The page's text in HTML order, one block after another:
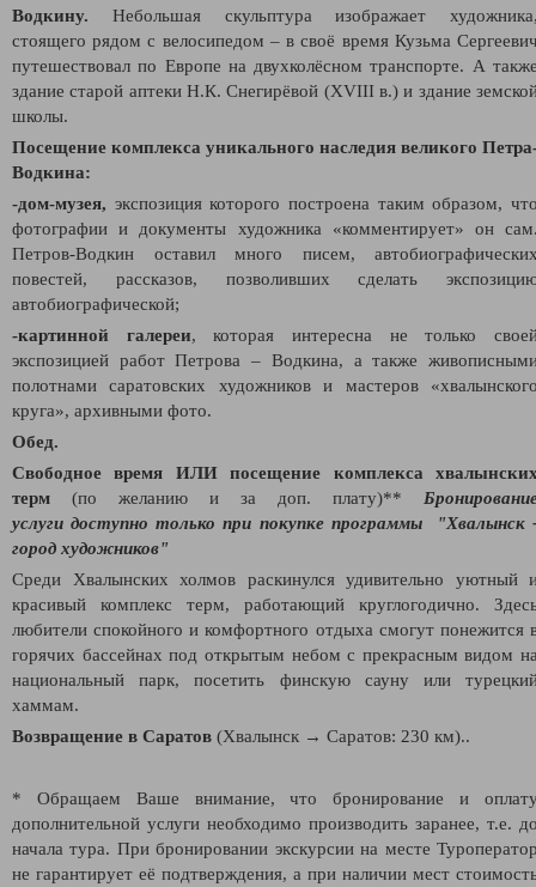
Водкину. Небольшая скульптура изображает
стоящего рядом с велосипедом – в своё время Кузьма
путешествовал по Европе на двухколёсном транспорте. А
здание старой аптеки Н.К. Снегирёвой (XVIII в.) и здание
школы.
Посещение комплекса уникального наследия великого
Водкина:
-дом-музея, экспозиция которого построена таким образом,
фотографии и документы художника «комментирует» он
Петров-Водкин оставил много писем,
повестей, рассказов, позволивших сделать
автобиографической;
-картинной галереи, которая интересна не только
экспозицией работ Петрова – Водкина, а также
полотнами саратовских художников и мастеров
круга», архивными фото.
Обед.
Свободное время ИЛИпосещение комплекса
терм (по желанию и за доп. плату)**
услуги доступно только при покупке программы
"Хвалынск
город художников"
Среди Хвалынских холмов раскинулся удивительно уютный
красивый комплекс терм, работающий круглогодично.
любители спокойного и комфортного отдыха смогут понежится
горячих бассейнах под открытым небом с прекрасным видом
национальный парк, посетить финскую сауну или
хаммам.
Возвращение в Саратов (Хвалынск → Саратов: 230 км)..
* Обращаем Ваше внимание, что бронирование и
дополнительной услуги необходимо производить заранее, т.е.
начала тура. При бронировании экскурсии на месте
не гарантирует её подтверждения, а при наличии мест